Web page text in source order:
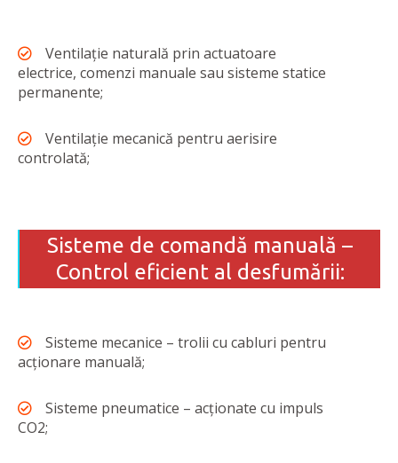
Ventilație naturală prin actuatoare
electrice, comenzi manuale sau sisteme statice
permanente;
Ventilație mecanică pentru aerisire
controlată;
Sisteme de comandă manuală –
Control eficient al desfumării:
Sisteme mecanice – trolii cu cabluri pentru
acționare manuală;
Sisteme pneumatice – acționate cu impuls
CO2;